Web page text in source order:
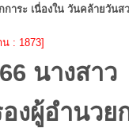
าระ เนื่องใน วันคล้ายวันส
: 1873]
นางสาว
งผู้อำนวย